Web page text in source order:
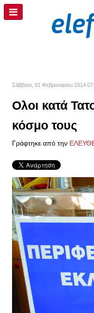
Σάββατο, 01 Φεβρουαρίου 2014
Ολοι κατά
κόσμο τους
Γράφτηκε από την